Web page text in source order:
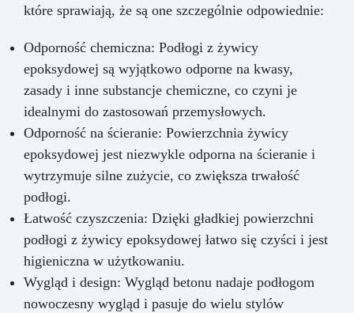
które sprawiają, że są one szczególnie odpowiednie:
Odporność chemiczna: Podłogi z żywicy
epoksydowej są wyjątkowo odporne na kwasy,
zasady i inne substancje chemiczne, co czyni je
idealnymi do zastosowań przemysłowych.
Odporność na ścieranie: Powierzchnia żywicy
epoksydowej jest niezwykle odporna na ścieranie i
wytrzymuje silne zużycie, co zwiększa trwałość
podłogi.
Łatwość czyszczenia: Dzięki gładkiej powierzchni
podłogi z żywicy epoksydowej łatwo się czyści i jest
higieniczna w użytkowaniu.
Wygląd i design: Wygląd betonu nadaje podłogom
nowoczesny wygląd i pasuje do wielu stylów